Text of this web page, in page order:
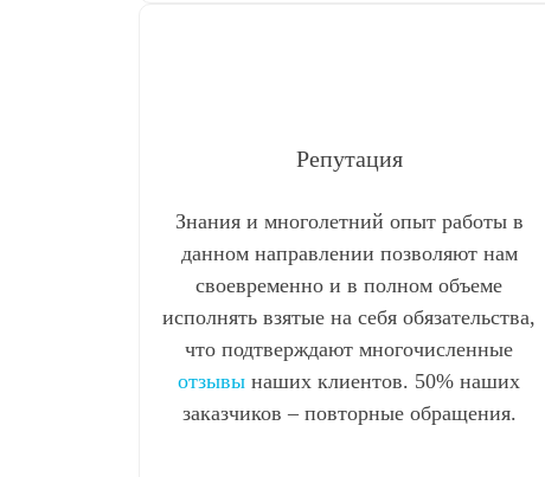
Репутация
Знания и многолетний опыт работы в
данном направлении позволяют нам
своевременно и в полном объеме
исполнять взятые на себя обязательства,
что подтверждают многочисленные
отзывы наших клиентов. 50% наших
заказчиков – повторные обращения.